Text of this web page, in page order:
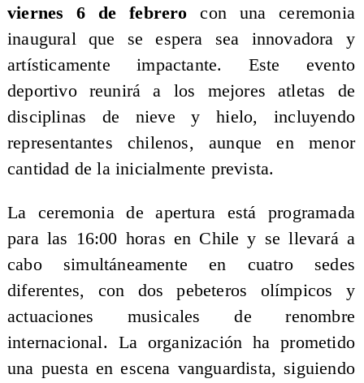
viernes 6 de febrero con una ceremonia
inaugural que se espera sea innovadora y
artísticamente impactante. Este evento
deportivo reunirá a los mejores atletas de
disciplinas de nieve y hielo, incluyendo
representantes chilenos, aunque en menor
cantidad de la inicialmente prevista.
La ceremonia de apertura está programada
para las 16:00 horas en Chile y se llevará a
cabo simultáneamente en cuatro sedes
diferentes, con dos pebeteros olímpicos y
actuaciones musicales de renombre
internacional. La organización ha prometido
una puesta en escena vanguardista, siguiendo